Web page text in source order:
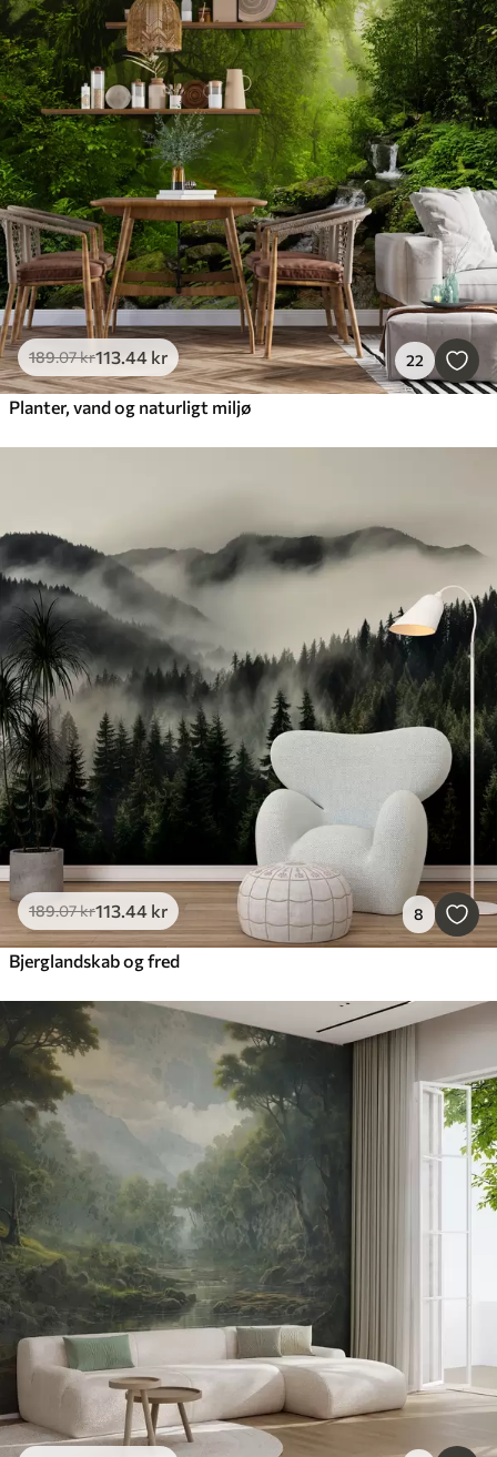
189.07kr113.44 kr 22
Planter, vand og naturligt miljø
189.07kr113.44 kr 8
Bjerglandskab og fred